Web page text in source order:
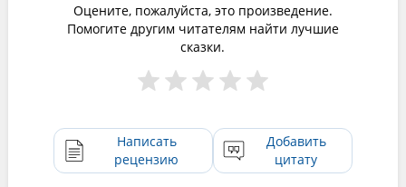
Оцените, пожалуйста, это произведение.
Помогите другим читателям найти лучшие
сказки.
Написать
рецензию
Добавить
цитату